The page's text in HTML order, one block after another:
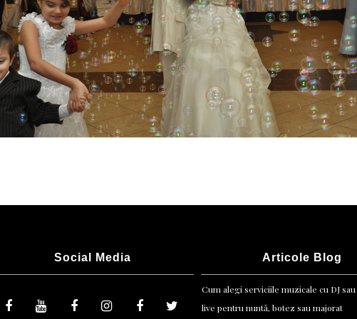
Social Media Articole Blog
Cum alegi serviciile muzicale cu DJ
live pentru nuntă, botez sau majorat